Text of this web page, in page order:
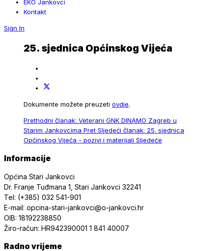
EKO Jankovci
Kontakt
Sign In
25. sjednica Općinskog Vijeća
Dokumente možete preuzeti ovdje.
Prethodni članak: Veterani GNK DINAMO Zagreb u
Starim Jankovcima Pret Sljedeći članak: 25. sjednica
Općinskog Vijeća - pozivi i materijali Sljedeće
Informacije
Općina Stari Jankovci
Dr. Franje Tuđmana 1, Stari Jankovci 32241
Tel: (+385) 032 541-901
E-mail: opcina-stari-jankovci@o-jankovci.hr
OIB: 18192238850
Žiro-račun: HR942390001 1 841 40007
Radno vrijeme